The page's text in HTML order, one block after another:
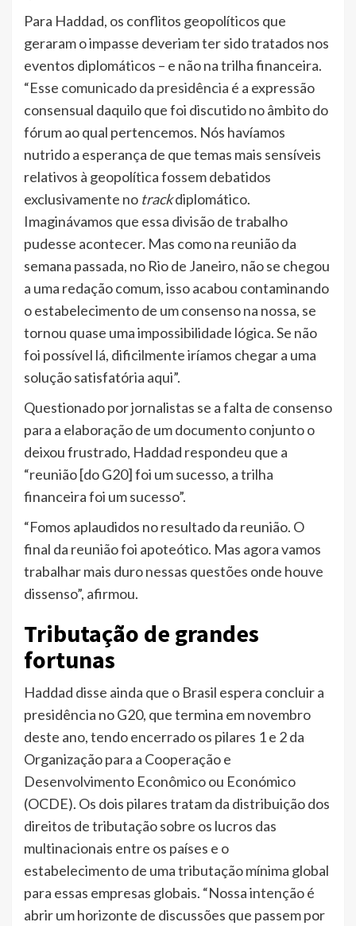
Para Haddad, os conflitos geopolíticos que
geraram o impasse deveriam ter sido tratados nos
eventos diplomáticos – e não na trilha financeira.
“Esse comunicado da presidência é a expressão
consensual daquilo que foi discutido no âmbito do
fórum ao qual pertencemos. Nós havíamos
nutrido a esperança de que temas mais sensíveis
relativos à geopolítica fossem debatidos
exclusivamente no trackdiplomático.
Imaginávamos que essa divisão de trabalho
pudesse acontecer. Mas como na reunião da
semana passada, no Rio de Janeiro, não se chegou
a uma redação comum, isso acabou contaminando
o estabelecimento de um consenso na nossa, se
tornou quase uma impossibilidade lógica. Se não
foi possível lá, dificilmente iríamos chegar a uma
solução satisfatória aqui”.
Questionado por jornalistas se a falta de consenso
para a elaboração de um documento conjunto o
deixou frustrado, Haddad respondeu que a
“reunião [do G20] foi um sucesso, a trilha
financeira foi um sucesso”.
“Fomos aplaudidos no resultado da reunião. O
final da reunião foi apoteótico. Mas agora vamos
trabalhar mais duro nessas questões onde houve
dissenso”, afirmou.
Tributação de grandes
fortunas
Haddad disse ainda que o Brasil espera concluir a
presidência no G20, que termina em novembro
deste ano, tendo encerrado os pilares 1 e 2 da
Organização para a Cooperação e
Desenvolvimento Econômico ou Económico
(OCDE). Os dois pilares tratam da distribuição dos
direitos de tributação sobre os lucros das
multinacionais entre os países e o
estabelecimento de uma tributação mínima global
para essas empresas globais. “Nossa intenção é
abrir um horizonte de discussões que passem por